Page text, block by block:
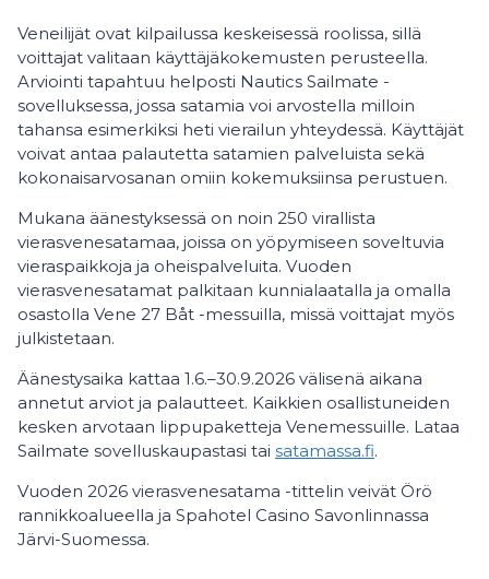
Veneilijät ovat kilpailussa keskeisessä roolissa, sillä
voittajat valitaan käyttäjäkokemusten perusteella.
Arviointi tapahtuu helposti Nautics Sailmate -
sovelluksessa, jossa satamia voi arvostella milloin
tahansa esimerkiksi heti vierailun yhteydessä. Käyttäjät
voivat antaa palautetta satamien palveluista sekä
kokonaisarvosanan omiin kokemuksiinsa perustuen.
Mukana äänestyksessä on noin 250 virallista
vierasvenesatamaa, joissa on yöpymiseen soveltuvia
vieraspaikkoja ja oheispalveluita. Vuoden
vierasvenesatamat palkitaan kunnialaatalla ja omalla
osastolla Vene 27 Båt -messuilla, missä voittajat myös
julkistetaan.
Äänestysaika kattaa 1.6.–30.9.2026 välisenä aikana
annetut arviot ja palautteet. Kaikkien osallistuneiden
kesken arvotaan lippupaketteja Venemessuille. Lataa
Sailmate sovelluskaupastasi tai satamassa.fi.
Vuoden 2026 vierasvenesatama -tittelin veivät Örö
rannikkoalueella ja Spahotel Casino Savonlinnassa
Järvi-Suomessa.